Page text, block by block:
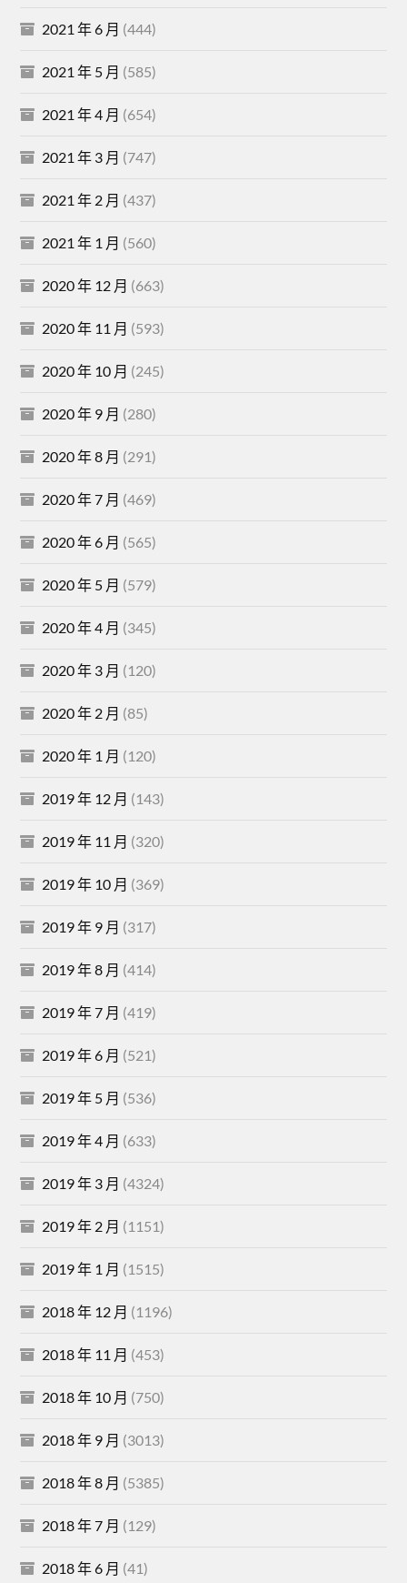
2021 年 6 月 (444)
2021 年 5 月 (585)
2021 年 4 月 (654)
2021 年 3 月 (747)
2021 年 2 月 (437)
2021 年 1 月 (560)
2020 年 12 月 (663)
2020 年 11 月 (593)
2020 年 10 月 (245)
2020 年 9 月 (280)
2020 年 8 月 (291)
2020 年 7 月 (469)
2020 年 6 月 (565)
2020 年 5 月 (579)
2020 年 4 月 (345)
2020 年 3 月 (120)
2020 年 2 月 (85)
2020 年 1 月 (120)
2019 年 12 月 (143)
2019 年 11 月 (320)
2019 年 10 月 (369)
2019 年 9 月 (317)
2019 年 8 月 (414)
2019 年 7 月 (419)
2019 年 6 月 (521)
2019 年 5 月 (536)
2019 年 4 月 (633)
2019 年 3 月 (4324)
2019 年 2 月 (1151)
2019 年 1 月 (1515)
2018 年 12 月 (1196)
2018 年 11 月 (453)
2018 年 10 月 (750)
2018 年 9 月 (3013)
2018 年 8 月 (5385)
2018 年 7 月 (129)
2018 年 6 月 (41)